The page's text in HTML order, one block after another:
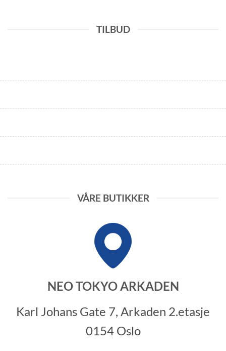
TILBUD
VÅRE BUTIKKER
NEO TOKYO ARKADEN
Karl Johans Gate 7, Arkaden 2.etasje
0154 Oslo